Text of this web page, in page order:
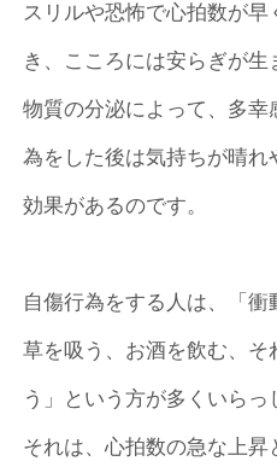
スリルや恐怖で心拍数が
き、こころには安らぎが
物質の分泌によって、多
為をした後は気持ちが晴れ
効果があるのです。
自傷行為をする人は、「
草を吸う、お酒を飲む、そ
う」という方が多くいらっ
それは、心拍数の急な上